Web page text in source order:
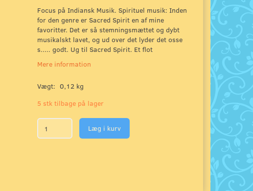
Focus på Indiansk Musik. Spirituel musik: Inden
for den genre er Sacred Spirit en af mine
favoritter. Det er så stemningsmættet og dybt
musikalskt lavet, og ud over det lyder det osse
s..... godt. Ug til Sacred Spirit. Et flot
Mere information
Vægt: 0,12 kg
5 stk tilbage på lager
Læg i kurv